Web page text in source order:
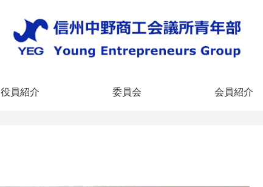
役員紹介 委員会 会員紹介